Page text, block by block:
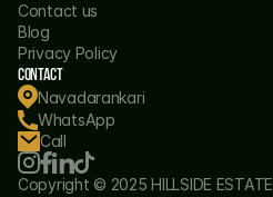
Contact us
Blog
Privacy Policy
Contact
Navadarankari
WhatsApp
Call
Copyright © 2025 HILLSIDE ESTATE